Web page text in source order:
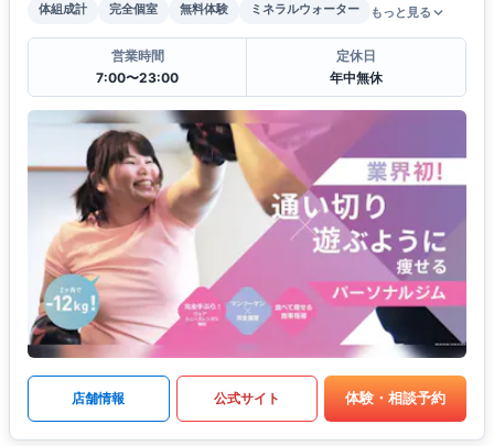
体組成計
完全個室 無料体験 ミネラルウォーター もっと見る
営業時間
7:00〜23:00
定休日
年中無休
店舗情報 公式サイト 体験・相談予約